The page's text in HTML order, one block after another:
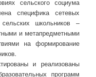
сельского социума
специфика сетевых
школьников –
и метапредметными
на формирование
и реализованы
программ